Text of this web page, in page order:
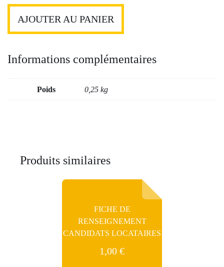
Carnet
doubles
AJOUTER AU PANIER
Informations complémentaires
Poids 0,25 kg
Produits similaires
FICHE DE
RENSEIGNEMENT
CANDIDATS LOCATAIRES
1,00 €